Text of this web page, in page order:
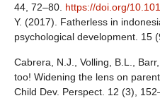
44, 72–80. https://doi.org/
Y. (2017). Fatherless in
psychological development. 15
Cabrera, N.J., Volling, B.L.,
too! Widening the lens on
Child Dev. Perspect. 12 (3),